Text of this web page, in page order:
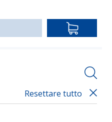
h9
IN
Resettare tutto